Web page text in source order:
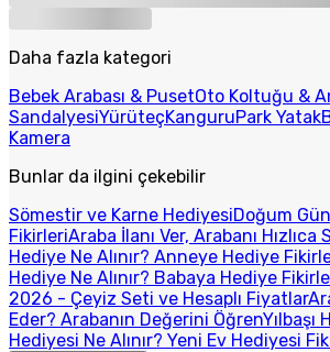
Daha fazla kategori
Bebek Arabası & PusetOto Koltuğu &
SandalyesiYürüteçKanguruPark Yatak
Kamera
Bunlar da ilgini çekebilir
Sömestir ve Karne HediyesiDoğum
FikirleriAraba İlanı Ver, Arabanı Hızlıca
Hediye Ne Alınır? Anneye Hediye
Hediye Ne Alınır? Babaya Hediye
2026 - Çeyiz Seti ve Hesaplı Fiyatlar
Eder? Arabanın Değerini ÖğrenYılbaşı
Hediyesi Ne Alınır? Yeni Ev Hediyesi